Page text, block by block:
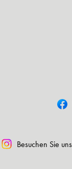
Besuchen Sie